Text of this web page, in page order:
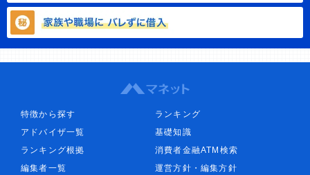
特徴から探す
ランキング
アドバイザ一覧
基礎知識
ランキング根拠
消費者金融ATM検索
編集者一覧
運営方針・編集方針